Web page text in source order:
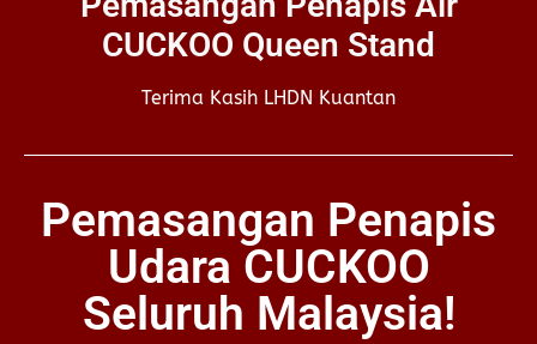
CUCKOO Queen Stand
Terima Kasih LHDN Kuantan
Pemasangan Penapis
Udara CUCKOO
Seluruh Malaysia!